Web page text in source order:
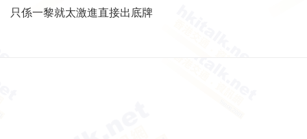
只係一黎就太激進直接出底牌